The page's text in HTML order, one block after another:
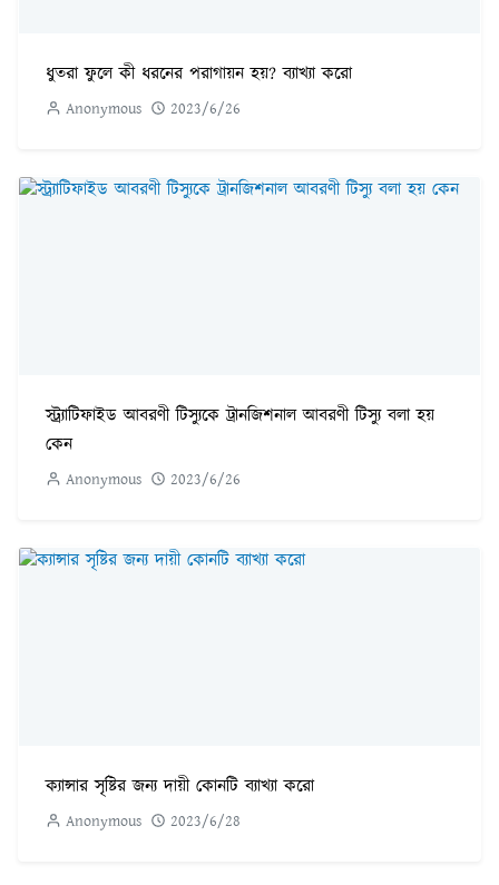
ধুতরা ফুলে কী ধরনের পরাগায়ন হয়? ব্যাখ্যা করো
Anonymous 2023/6/26
স্ট্র্যাটিফাইড আবরণী টিস্যুকে ট্রানজিশনাল আবরণী টিস্যু বলা হয়
কেন
Anonymous 2023/6/26
ক্যান্সার সৃষ্টির জন্য দায়ী কোনটি ব্যাখ্যা করো
Anonymous 2023/6/28